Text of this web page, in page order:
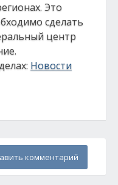
Это
сделать
центр
Новости
комментарий